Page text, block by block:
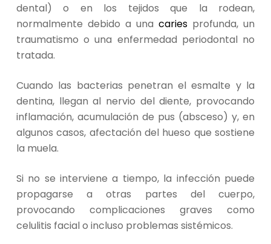
dental) o en los tejidos que la rodean,
normalmente debido a unacaries profunda, un
traumatismo o una enfermedad periodontal no
tratada.
Cuando las bacterias penetran el esmalte y la
dentina, llegan al nervio del diente, provocando
inflamación, acumulación de pus (absceso) y, en
algunos casos, afectación del hueso que sostiene
la muela.
Si no se interviene a tiempo, la infección puede
propagarse a otras partes del cuerpo,
provocando complicaciones graves como
celulitis facial o incluso problemas sistémicos.